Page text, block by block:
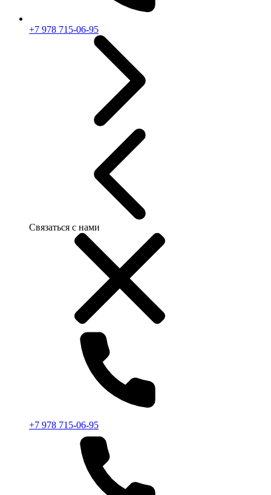
+7 978 715-06-95
Связаться с нами
+7 978 715-06-95